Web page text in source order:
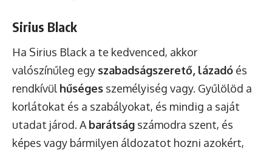
Sirius Black
Ha Sirius Black a te kedvenced, akkor
valószínűleg egy szabadságszerető, lázadó és
rendkívül hűséges személyiség vagy. Gyűlölöd a
korlátokat és a szabályokat, és mindig a saját
utadat járod. A barátság számodra szent, és
képes vagy bármilyen áldozatot hozni azokért,